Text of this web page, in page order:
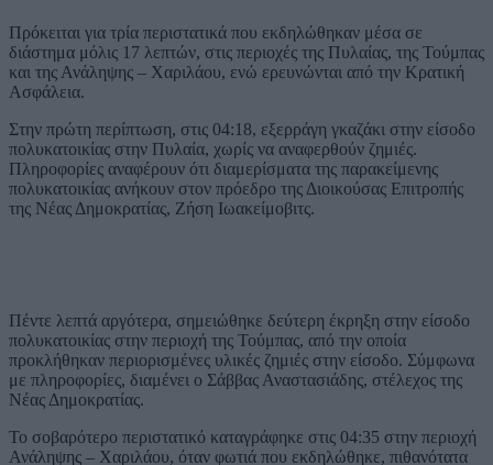
Πρόκειται για τρία περιστατικά που εκδηλώθηκαν μέσα σε
διάστημα μόλις 17 λεπτών, στις περιοχές της Πυλαίας, της Τούμπας
και της Ανάληψης – Χαριλάου, ενώ ερευνώνται από την Κρατική
Ασφάλεια.
Στην πρώτη περίπτωση, στις 04:18, εξερράγη γκαζάκι στην είσοδο
πολυκατοικίας στην Πυλαία, χωρίς να αναφερθούν ζημιές.
Πληροφορίες αναφέρουν ότι διαμερίσματα της παρακείμενης
πολυκατοικίας ανήκουν στον πρόεδρο της Διοικούσας Επιτροπής
της Νέας Δημοκρατίας, Ζήση Ιωακείμοβιτς.
Πέντε λεπτά αργότερα, σημειώθηκε δεύτερη έκρηξη στην είσοδο
πολυκατοικίας στην περιοχή της Τούμπας, από την οποία
προκλήθηκαν περιορισμένες υλικές ζημιές στην είσοδο. Σύμφωνα
με πληροφορίες, διαμένει ο Σάββας Αναστασιάδης, στέλεχος της
Νέας Δημοκρατίας.
Το σοβαρότερο περιστατικό καταγράφηκε στις 04:35 στην περιοχή
Ανάληψης – Χαριλάου, όταν φωτιά που εκδηλώθηκε, πιθανότατα